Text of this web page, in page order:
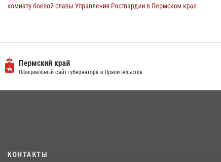
комнату боевой славы Управления Росгвардии в Пермском крае
«Сабантуй-2026»
07 июля 2026, 10:02 3
ветеринарно-санитарной службы с годовщиной образования
Пермский край
Официальный сайт губернатора и Правительства
КОНТАКТЫ